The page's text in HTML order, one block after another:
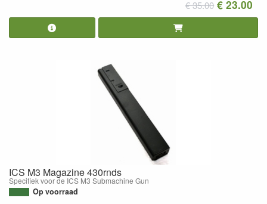
€ 35.00 € 23.00
ICS M3 Magazine 430rnds
Specifiek voor de ICS M3 Submachine Gun
Op voorraad